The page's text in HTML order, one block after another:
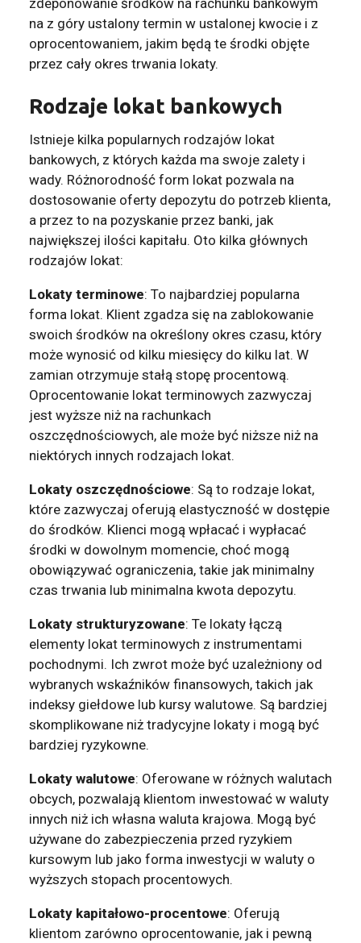
zdeponowanie środków na rachunku bankowym
na z góry ustalony termin w ustalonej kwocie i z
oprocentowaniem, jakim będą te środki objęte
przez cały okres trwania lokaty.
Rodzaje lokat bankowych
Istnieje kilka popularnych rodzajów lokat
bankowych, z których każda ma swoje zalety i
wady. Różnorodność form lokat pozwala na
dostosowanie oferty depozytu do potrzeb klienta,
a przez to na pozyskanie przez banki, jak
największej ilości kapitału. Oto kilka głównych
rodzajów lokat:
Lokaty terminowe: To najbardziej popularna
forma lokat. Klient zgadza się na zablokowanie
swoich środków na określony okres czasu, który
może wynosić od kilku miesięcy do kilku lat. W
zamian otrzymuje stałą stopę procentową.
Oprocentowanie lokat terminowych zazwyczaj
jest wyższe niż na rachunkach
oszczędnościowych, ale może być niższe niż na
niektórych innych rodzajach lokat.
Lokaty oszczędnościowe: Są to rodzaje lokat,
które zazwyczaj oferują elastyczność w dostępie
do środków. Klienci mogą wpłacać i wypłacać
środki w dowolnym momencie, choć mogą
obowiązywać ograniczenia, takie jak minimalny
czas trwania lub minimalna kwota depozytu.
Lokaty strukturyzowane: Te lokaty łączą
elementy lokat terminowych z instrumentami
pochodnymi. Ich zwrot może być uzależniony od
wybranych wskaźników finansowych, takich jak
indeksy giełdowe lub kursy walutowe. Są bardziej
skomplikowane niż tradycyjne lokaty i mogą być
bardziej ryzykowne.
Lokaty walutowe: Oferowane w różnych walutach
obcych, pozwalają klientom inwestować w waluty
innych niż ich własna waluta krajowa. Mogą być
używane do zabezpieczenia przed ryzykiem
kursowym lub jako forma inwestycji w waluty o
wyższych stopach procentowych.
Lokaty kapitałowo-procentowe: Oferują
klientom zarówno oprocentowanie, jak i pewną